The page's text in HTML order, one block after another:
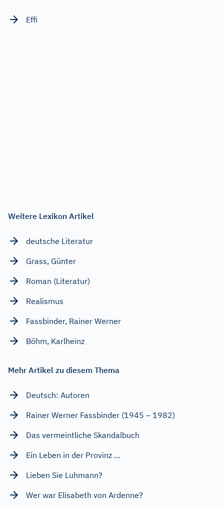
Effi
Weitere Lexikon Artikel
deutsche Literatur
Grass, Günter
Roman (Literatur)
Realismus
Fassbinder, Rainer Werner
Böhm, Karlheinz
Mehr Artikel zu diesem Thema
Deutsch: Autoren
Rainer Werner Fassbinder (1945 – 1982)
Das vermeintliche Skandalbuch
Ein Leben in der Provinz ...
Lieben Sie Luhmann?
Wer war Elisabeth von Ardenne?